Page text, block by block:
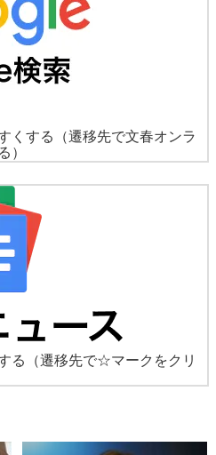
くする
（遷移先で文春オンラ
）
る
（遷移先で☆マークをクリ